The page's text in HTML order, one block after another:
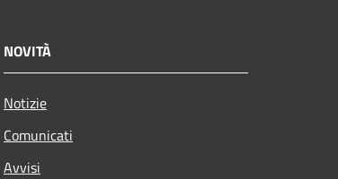
NOVITÀ
Notizie
Comunicati
Avvisi